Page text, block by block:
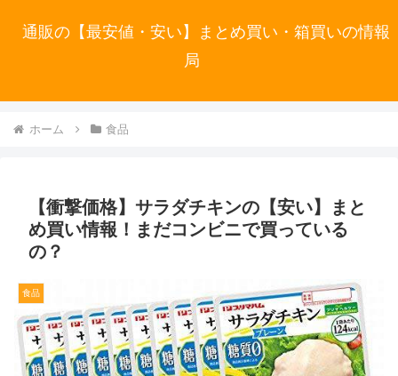
通販の【最安値・安い】まとめ買い・箱買いの情報
局
ホーム 食品
【衝撃価格】サラダチキンの【安い】まと
め買い情報！まだコンビニで買っている
の？
食品